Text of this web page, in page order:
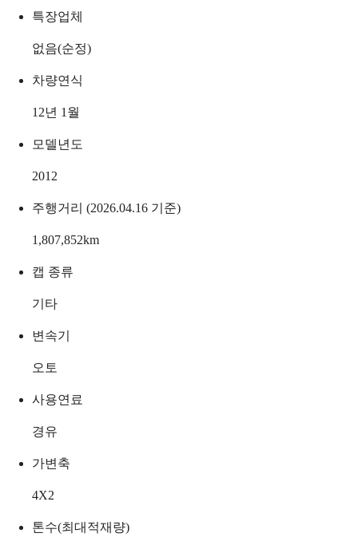
특장업체
없음(순정)
차량연식
12년 1월
모델년도
2012
주행거리 (2026.04.16 기준)
1,807,852km
캡 종류
기타
변속기
오토
사용연료
경유
가변축
4X2
톤수(최대적재량)